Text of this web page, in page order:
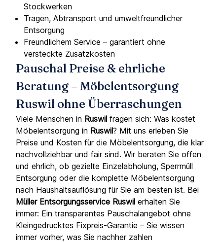
Stockwerken
Tragen, Abtransport und umweltfreundlicher
Entsorgung
Freundlichem Service – garantiert ohne
versteckte Zusatzkosten
Pauschal Preise & ehrliche
Beratung – Möbelentsorgung
Ruswil ohne Überraschungen
Viele Menschen in Ruswil fragen sich: Was kostet
Möbelentsorgung in Ruswil? Mit uns erleben Sie
Preise und Kosten für die Möbelentsorgung, die klar
nachvollziehbar und fair sind. Wir beraten Sie offen
und ehrlich, ob gezielte Einzelabholung, Sperrmüll
Entsorgung oder die komplette Möbelentsorgung
nach Haushaltsauflösung für Sie am besten ist. Bei
Müller Entsorgungsservice Ruswil erhalten Sie
immer: Ein transparentes Pauschalangebot ohne
Kleingedrucktes Fixpreis-Garantie – Sie wissen
immer vorher, was Sie nachher zahlen